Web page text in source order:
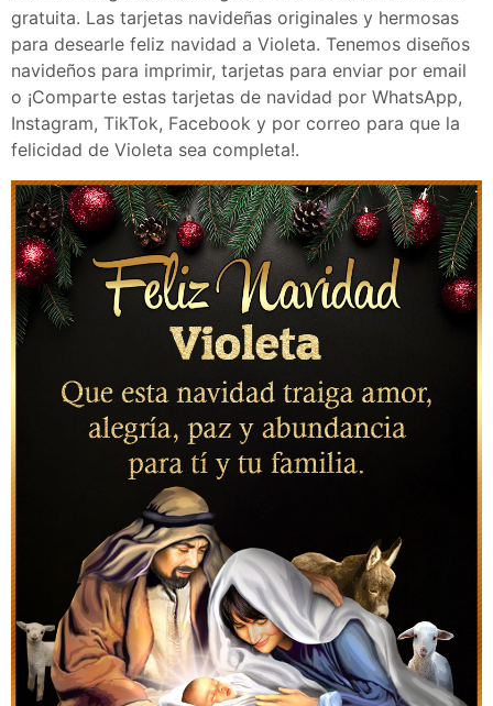
gratuita. Las tarjetas navideñas originales y hermosas
para desearle feliz navidad a Violeta. Tenemos diseños
navideños para imprimir, tarjetas para enviar por email
o ¡Comparte estas tarjetas de navidad por WhatsApp,
Instagram, TikTok, Facebook y por correo para que la
felicidad de Violeta sea completa!.